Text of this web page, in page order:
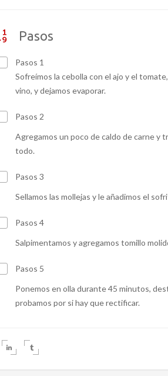
Pasos
Pasos 1
Sofreímos la cebolla con el ajo y el
vino, y dejamos evaporar.
Pasos 2
Agregamos un poco de caldo de carne y
todo.
Pasos 3
Sellamos las mollejas y le añadimos el
Pasos 4
Salpimentamos y agregamos tomillo
Pasos 5
Ponemos en olla durante 45 minutos,
probamos por si hay que rectificar.